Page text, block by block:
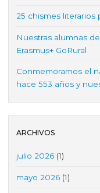
25 chismes literarios
Nuestras alumnas
Erasmus+ GoRural
Conmemoramos el
hace 553 años y
ARCHIVOS
julio 2026 (1)
mayo 2026 (1)